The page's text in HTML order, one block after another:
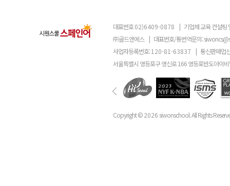
대표번호02)6409-0878 | 기업체 교육 컨설팅
㈜골드앤에스 | 대표번호/통번역문의:
사업자등록번호:120-81-63837 | 통신판매업
서울특별시 영등포구 영신로 166 영등포반도아이
Copyright ©2026 siwonschool. All Rights